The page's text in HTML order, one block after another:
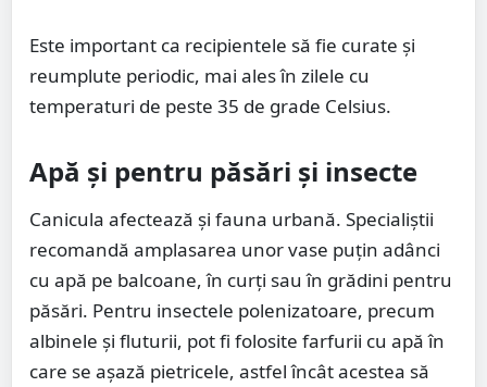
Este important ca recipientele să fie curate și
reumplute periodic, mai ales în zilele cu
temperaturi de peste 35 de grade Celsius.
Apă și pentru păsări și insecte
Canicula afectează și fauna urbană. Specialiștii
recomandă amplasarea unor vase puțin adânci
cu apă pe balcoane, în curți sau în grădini pentru
păsări. Pentru insectele polenizatoare, precum
albinele și fluturii, pot fi folosite farfurii cu apă în
care se așază pietricele, astfel încât acestea să